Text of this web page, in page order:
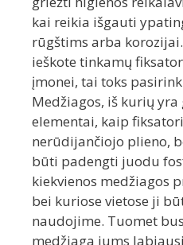
kai reikia išgauti
rūgštims arba
ieškote tinkamų
įmonei, tai toks
Medžiagos, iš kurių
elementai, kaip
nerūdijančiojo plieno,
būti padengti juodu
kiekvienos medžiagos
bei kuriose vietose ji
naudojime. Tuomet
medžiaga jums